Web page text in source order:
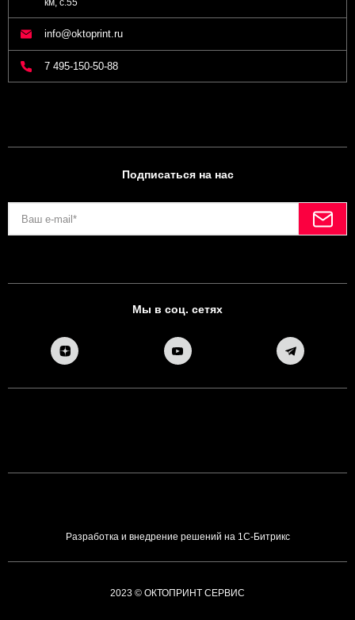
info@oktoprint.ru
7 495-150-50-88
Подписаться на нас
Мы в соц. сетях
Разработка и внедрение решений на 1С-Битрикс
2023 © ОКТОПРИНТ СЕРВИС